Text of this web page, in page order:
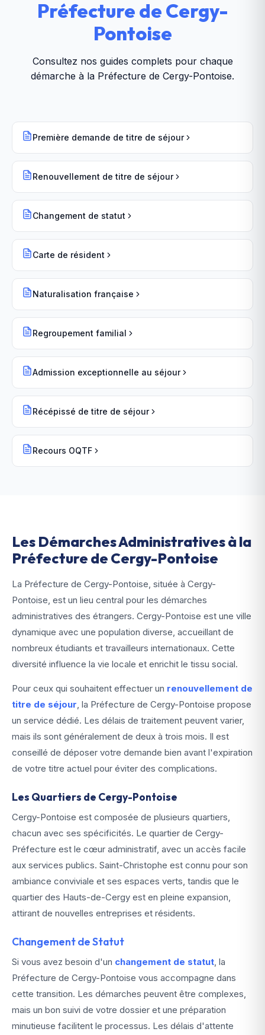
Préfecture de Cergy-
Pontoise
Consultez nos guides complets pour chaque
démarche à la Préfecture de Cergy-Pontoise.
Première demande de titre de séjour
Renouvellement de titre de séjour
Changement de statut
Carte de résident
Naturalisation française
Regroupement familial
Admission exceptionnelle au séjour
Récépissé de titre de séjour
Recours OQTF
Les Démarches Administratives à la
Préfecture de Cergy-Pontoise
La Préfecture de Cergy-Pontoise, située à Cergy-
Pontoise, est un lieu central pour les démarches
administratives des étrangers. Cergy-Pontoise est une ville
dynamique avec une population diverse, accueillant de
nombreux étudiants et travailleurs internationaux. Cette
diversité influence la vie locale et enrichit le tissu social.
Pour ceux qui souhaitent effectuer un renouvellement de
titre de séjour, la Préfecture de Cergy-Pontoise propose
un service dédié. Les délais de traitement peuvent varier,
mais ils sont généralement de deux à trois mois. Il est
conseillé de déposer votre demande bien avant l'expiration
de votre titre actuel pour éviter des complications.
Les Quartiers de Cergy-Pontoise
Cergy-Pontoise est composée de plusieurs quartiers,
chacun avec ses spécificités. Le quartier de Cergy-
Préfecture est le cœur administratif, avec un accès facile
aux services publics. Saint-Christophe est connu pour son
ambiance conviviale et ses espaces verts, tandis que le
quartier des Hauts-de-Cergy est en pleine expansion,
attirant de nouvelles entreprises et résidents.
Changement de Statut
Si vous avez besoin d'un changement de statut, la
Préfecture de Cergy-Pontoise vous accompagne dans
cette transition. Les démarches peuvent être complexes,
mais un bon suivi de votre dossier et une préparation
minutieuse facilitent le processus. Les délais d'attente